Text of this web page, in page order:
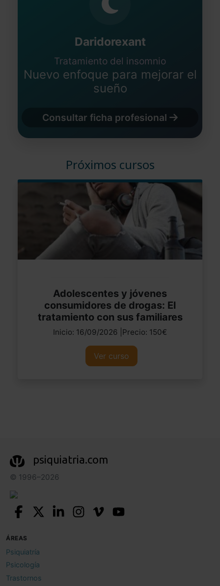
Daridorexant
Tratamiento del insomnio
Nuevo enfoque para mejorar el
sueño
Consultar ficha profesional
Próximos cursos
Adolescentes y jóvenes
consumidores de drogas: El
tratamiento con sus familiares
Inicio: 16/09/2026 |Precio: 150€
Ver curso
psiquiatria.com
© 1996–2026
ÁREAS
Psiquiatría
Psicología
Trastornos